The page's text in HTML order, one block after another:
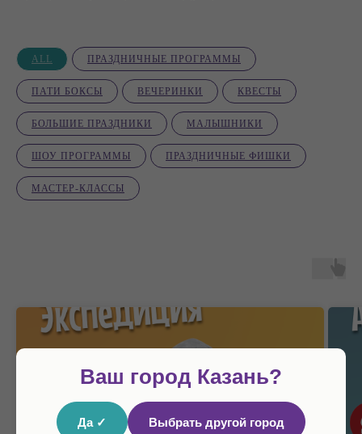
Ваш город Казань?
Да ✓ Выбрать другой город
ALL ПРАЗДНИЧНЫЕ ПРОГРАММЫ
ПАТИ БОКСЫ ВЕЧЕРИНКИ КВЕСТЫ
БОЛЬШИЕ ПРАЗДНИКИ МАЛЫШНИКИ
ШОУ ПРОГРАММЫ ПРАЗДНИЧНЫЕ ФИШКИ
МАСТЕР-КЛАССЫ